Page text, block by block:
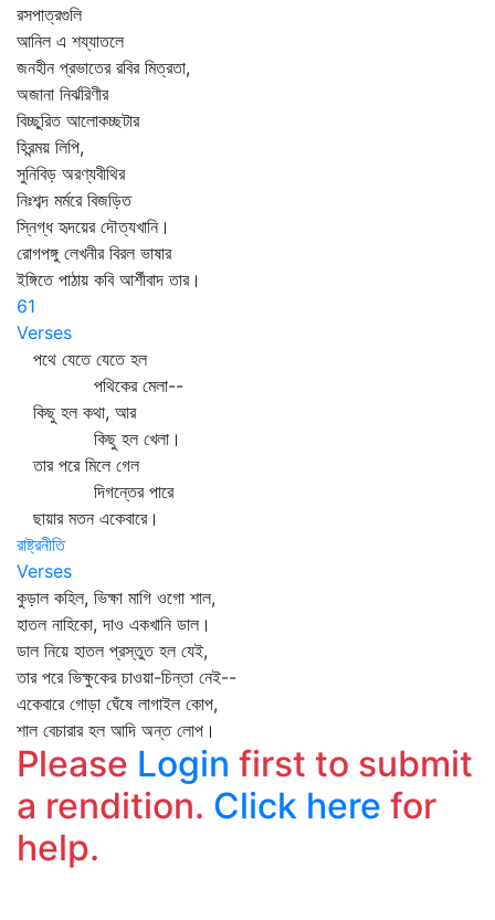
রসপাত্রগুলি
আনিল এ শয্যাতলে
জনহীন প্রভাতের রবির মিত্রতা,
অজানা নির্ঝরিণীর
বিচ্ছুরিত আলোকচ্ছটার
হিরন্ময় লিপি,
সুনিবিড় অরণ্যবীথির
নিঃশব্দ মর্মরে বিজড়িত
স্নিগ্ধ হৃদয়ের দৌত্যখানি।
রোগপঙ্গু লেখনীর বিরল ভাষার
ইঙ্গিতে পাঠায় কবি আর্শীবাদ তার।
61
Verses
পথে যেতে যেতে হল
পথিকের মেলা--
কিছু হল কথা, আর
কিছু হল খেলা।
তার পরে মিলে গেল
দিগন্তের পারে
ছায়ার মতন একেবারে।
রাষ্ট্রনীতি
Verses
কুড়াল কহিল, ভিক্ষা মাগি ওগো শাল,
হাতল নাহিকো, দাও একখানি ডাল।
ডাল নিয়ে হাতল প্রস্তুত হল যেই,
তার পরে ভিক্ষুকের চাওয়া-চিন্তা নেই--
একেবারে গোড়া ঘেঁষে লাগাইল কোপ,
শাল বেচারার হল আদি অন্ত লোপ।
Please Login first to submit
a rendition. Click here for
help.